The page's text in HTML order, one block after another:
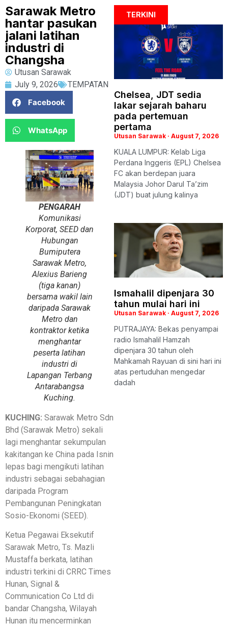
Sarawak Metro
hantar pasukan
jalani latihan
industri di
Changsha
Utusan Sarawak
July 9, 2026
TEMPATAN
Facebook
WhatsApp
PENGARAH
Komunikasi
Korporat, SEED dan
Hubungan
Bumiputera
Sarawak Metro,
Alexius Barieng
(tiga kanan)
bersama wakil lain
daripada Sarawak
Metro dan
kontraktor ketika
menghantar
peserta latihan
industri di
Lapangan Terbang
Antarabangsa
Kuching.
KUCHING: Sarawak Metro Sdn
Bhd (Sarawak Metro) sekali
lagi menghantar sekumpulan
kakitangan ke China pada Isnin
lepas bagi mengikuti latihan
industri sebagai sebahagian
daripada Program
Pembangunan Peningkatan
Sosio-Ekonomi (SEED).
Ketua Pegawai Eksekutif
Sarawak Metro, Ts. Mazli
Mustaffa berkata, latihan
industri terkini di CRRC Times
Hunan, Signal &
Communication Co Ltd di
bandar Changsha, Wilayah
Hunan itu mencerminkan
TERKINI
Chelsea, JDT sedia
lakar sejarah baharu
pada pertemuan
pertama
Utusan Sarawak August 7, 2026
KUALA LUMPUR: Kelab Liga
Perdana Inggeris (EPL) Chelsea
FC akan berdepan juara
Malaysia Johor Darul Ta’zim
(JDT) buat julung kalinya
Ismahalil dipenjara 30
tahun mulai hari ini
Utusan Sarawak August 7, 2026
PUTRAJAYA: Bekas penyampai
radio Ismahalil Hamzah
dipenjara 30 tahun oleh
Mahkamah Rayuan di sini hari ini
atas pertuduhan mengedar
dadah